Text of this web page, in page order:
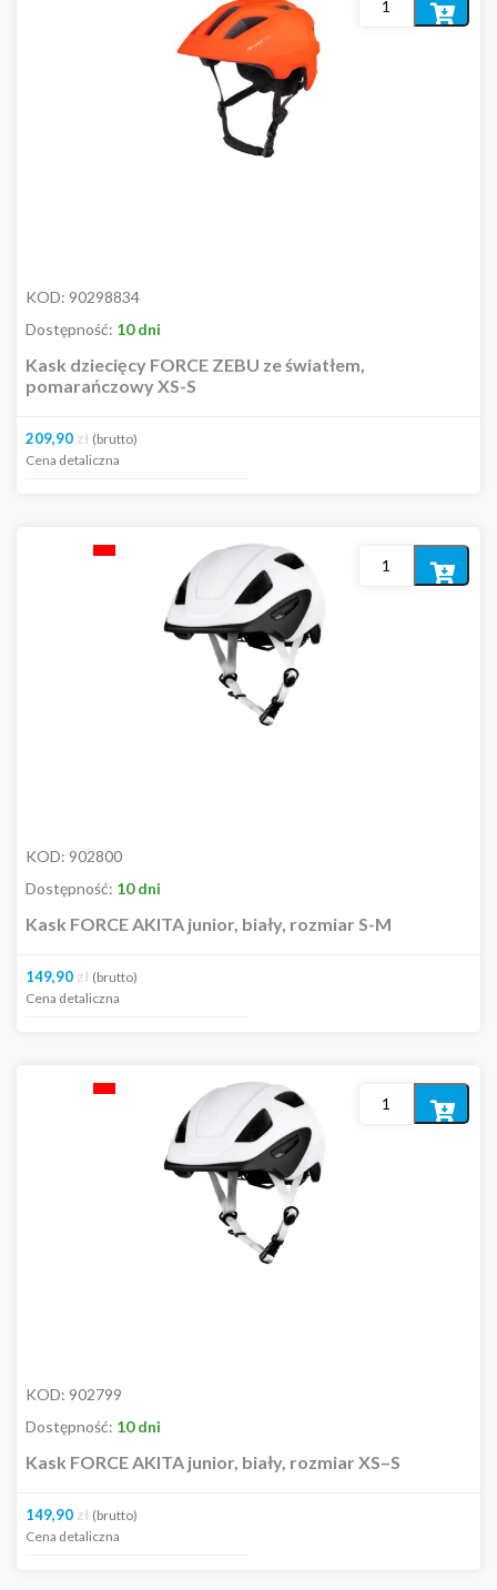
KOD: 90298834
Dostępność: 10 dni
Kask dziecięcy FORCE ZEBU ze światłem,
pomarańczowy XS-S
209,90 zł (brutto)
Cena detaliczna
Dodaj
KOD: 902800
Dostępność: 10 dni
Kask FORCE AKITA junior, biały, rozmiar S-M
149,90 zł (brutto)
Cena detaliczna
Dodaj
KOD: 902799
Dostępność: 10 dni
Kask FORCE AKITA junior, biały, rozmiar XS–S
149,90 zł (brutto)
Cena detaliczna
Dodaj